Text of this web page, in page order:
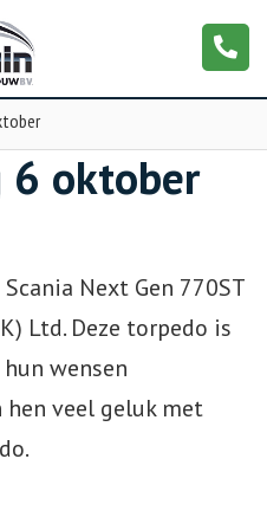
6 oktober
Next Gen 770ST
Ltd. Deze torpedo is
wensen
hen veel geluk met